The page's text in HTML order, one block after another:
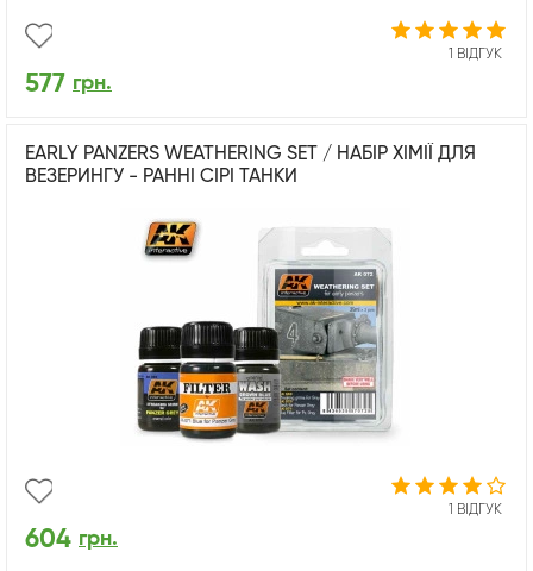
1 ВІДГУК
577 грн.
EARLY PANZERS WEATHERING SET / НАБІР ХІМІЇ ДЛЯ
ВЕЗЕРИНГУ - РАННІ СІРІ ТАНКИ
1 ВІДГУК
604 грн.